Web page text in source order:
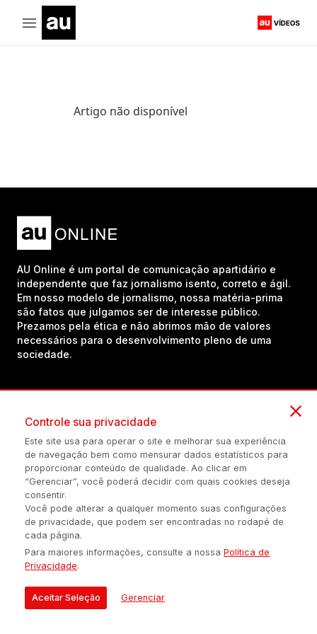
Artigo não disponível
AU Online é um portal de comunicação apartidário e
independente que faz jornalismo isento, correto e ágil.
Em nosso modelo de jornalismo, nossa matéria-prima
são fatos que julgamos ser de interesse público.
Prezamos pela ética e não abrimos mão de valores
necessários para o desenvolvimento pleno de uma
sociedade.
(54) 98434-8385
Política de privacidade Configuração de Cookies Quem Somos
É proibida a reprodução do conteúdo desta página em qualquer
meio de comunicação, eletrônico ou impreso, sem autorização
escrita de Auonline Comunicação Eireli.
© 2026 AUONLINE COMUNICAÇÃO EIRELI - CNPJ: 17.375.200/0001-
21
Controle sua privacidade
Este site usa para operar o site e melhorar sua experiência
de navegação bem como mensurar dados estatísticos para
proporcionar conteúdo de qualidade. Ao clicar em
“Gerenciar”, você poderá decidir com quais cookies deseja
consentir.
Você pode alterar a qualquer momento suas configurações
de privacidade, que podem ser encontradas no rodapé de
cada página.
Para maiores informações, consulte a nossaPolítica de
Privacidade.
Aceitar Seleção Gerenciar